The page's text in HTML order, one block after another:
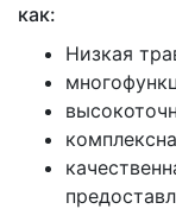
как:
Низкая